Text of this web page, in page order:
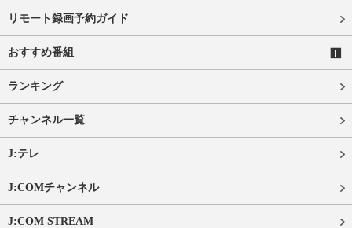
リモート録画予約ガイド
おすすめ番組
ランキング
チャンネル一覧
J:テレ
J:COMチャンネル
J:COM STREAM